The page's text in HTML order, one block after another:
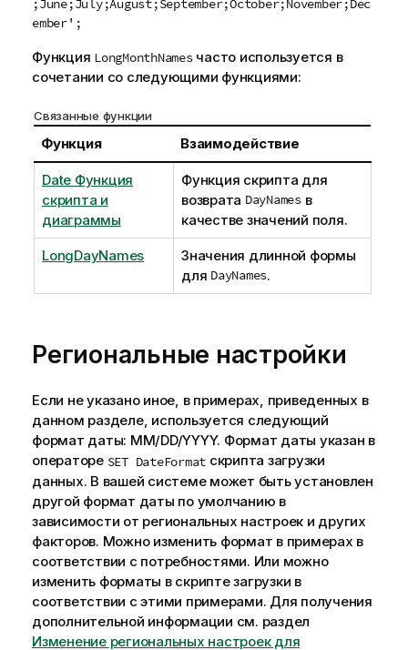
ember';
Функция LongMonthNamesчасто используется в
сочетании со следующими функциями:
Связанные функции
Функция Взаимодействие
Date Функция
скрипта и
диаграммы
Функция скрипта для
возврата DayNamesв
качестве значений поля.
LongDayNames
Значения длинной формы
для DayNames.
Региональные настройки
Если не указано иное, в примерах, приведенных в
данном разделе, используется следующий
формат даты: MM/DD/YYYY. Формат даты указан в
операторе SET DateFormat скрипта загрузки
данных. В вашей системе может быть установлен
другой формат даты по умолчанию в
зависимости от региональных настроек и других
факторов. Можно изменить формат в примерах в
соответствии с потребностями. Или можно
изменить форматы в скрипте загрузки в
соответствии с этими примерами. Для получения
дополнительной информации см. раздел
Изменение региональных настроек для